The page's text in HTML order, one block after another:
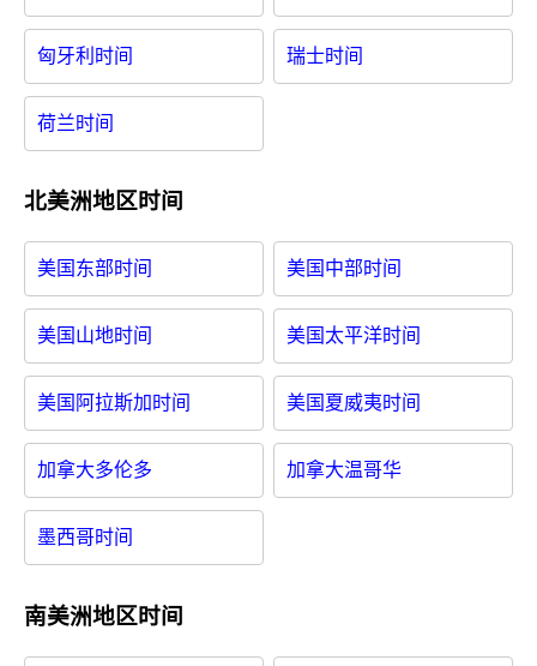
匈牙利时间 瑞士时间
荷兰时间
北美洲地区时间
美国东部时间 美国中部时间
美国山地时间 美国太平洋时间
美国阿拉斯加时间 美国夏威夷时间
加拿大多伦多 加拿大温哥华
墨西哥时间
南美洲地区时间